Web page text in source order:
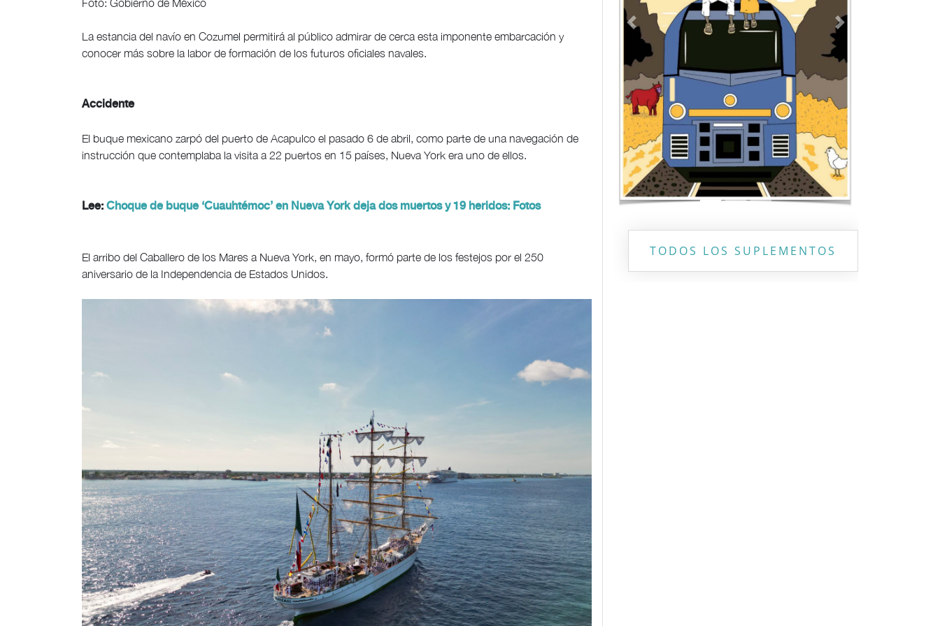
La estancia del navío en Cozumel permitirá al público admirar de cerca esta imponente embarcación y
conocer más sobre la labor de formación de los futuros oficiales navales.
Accidente
El buque mexicano zarpó del puerto de Acapulco el pasado 6 de abril, como parte de una navegación de
instrucción que contemplaba la visita a 22 puertos en 15 países, Nueva York era uno de ellos.
Lee: Choque de buque ‘Cuauhtémoc’ en Nueva York deja dos muertos y 19 heridos: Fotos
El arribo del Caballero de los Mares a Nueva York, en mayo, formó parte de los festejos por el 250
aniversario de la Independencia de Estados Unidos.
Previous Next
TODOS LOS SUPLEMENTOS